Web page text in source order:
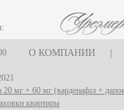
О КОМПАНИИ
20 мг + 60 мг (варденафіл +
квартиры